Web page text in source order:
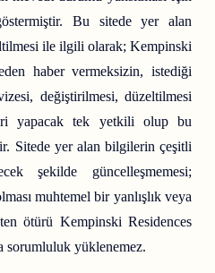
Bu sitede yer alan
ile ilgili olarak; Kempinski
haber vermeksizin, istediği
değiştirilmesi, düzeltilmesi
yapacak tek yetkili olup bu
Sitede yer alan bilgilerin çeşitli
şekilde güncelleşmemesi;
muhtemel bir yanlışlık veya
ötürü Kempinski Residences
sorumluluk yüklenemez.